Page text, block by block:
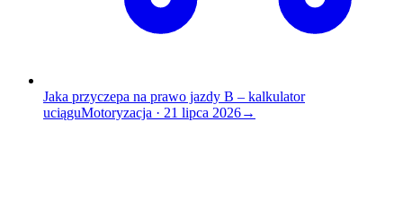
Jaka przyczepa na prawo jazdy B – kalkulator
uciąguMotoryzacja · 21 lipca 2026→